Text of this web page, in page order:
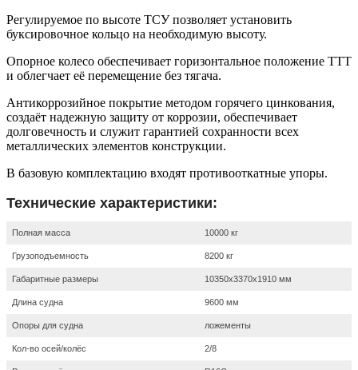
Регулируемое по высоте ТСУ позволяет установить
буксировочное кольцо на необходимую высоту.
Опорное колесо обеспечивает горизонтальное положение ТТТ
и облегчает её перемещение без тягача.
Антикоррозийное покрытие методом горячего цинкования,
создаёт надежную защиту от коррозии, обеспечивает
долговечность и служит гарантией сохранности всех
металлических элементов конструкции.
В базовую комплектацию входят противооткатные упоры.
Технические характеристики:
Полная масса 10000 кг
Грузоподъемность 8200 кг
Габаритные размеры 10350х3370х1910 мм
Длина судна 9600 мм
Опоры для судна ложементы
Кол-во осей/колёс 2/8